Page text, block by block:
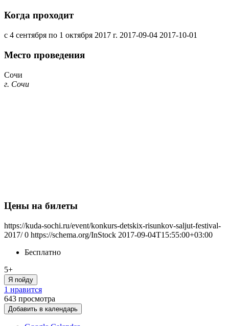
Когда проходит
с 4 сентября по 1 октября 2017 г. 2017-09-04 2017-10-01
Место проведения
Сочи
г. Сочи
Цены на билеты
https://kuda-sochi.ru/event/konkurs-detskix-risunkov-saljut-festival-
2017/ 0 https://schema.org/InStock 2017-09-04T15:55:00+03:00
Бесплатно
5+
Я пойду
1 нравится
643 просмотра
Добавить в календарь